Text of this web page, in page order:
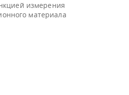
измерения
материала